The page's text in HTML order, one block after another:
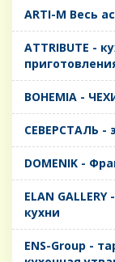
ARTI-M Весь
ATTRIBUTE -
BOHEMIA -
CЕВЕРСТАЛЬ -
DOMENIK -
ELAN
кухни
ENS-Group -